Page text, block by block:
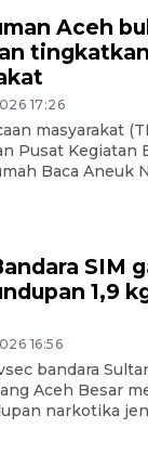
Aceh
17:26
masyarakat
Pusat Kegiatan
Baca Aneuk
SIM
1,9
16:56
bandara
Aceh Besar
narkotika